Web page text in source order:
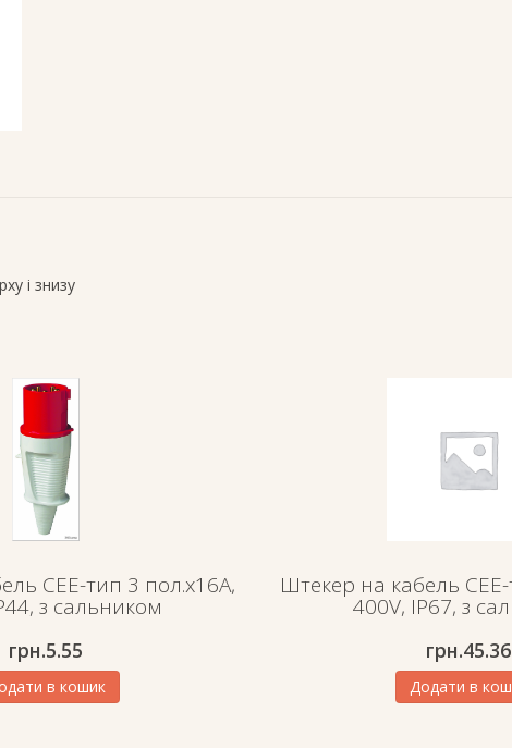
і знизу
СЕЕ-тип 3 пол.х16А,
з сальником
грн.5.55
в кошик
Штекер на кабель
400V, IP67, з
грн.45.36
Додати в